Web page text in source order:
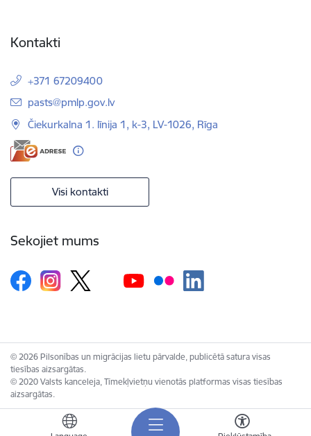
Kontakti
+371 67209400
E-pasts:
pasts@pmlp.gov.lv
Čiekurkalna 1. līnija 1, k-3, LV-1026, Rīga
Visi kontakti
Sekojiet mums
© 2026 Pilsonības un migrācijas lietu pārvalde, publicētā satura visas
tiesības aizsargātas.
© 2020 Valsts kanceleja, Tīmekļvietņu vienotās platformas visas tiesības
aizsargātas.